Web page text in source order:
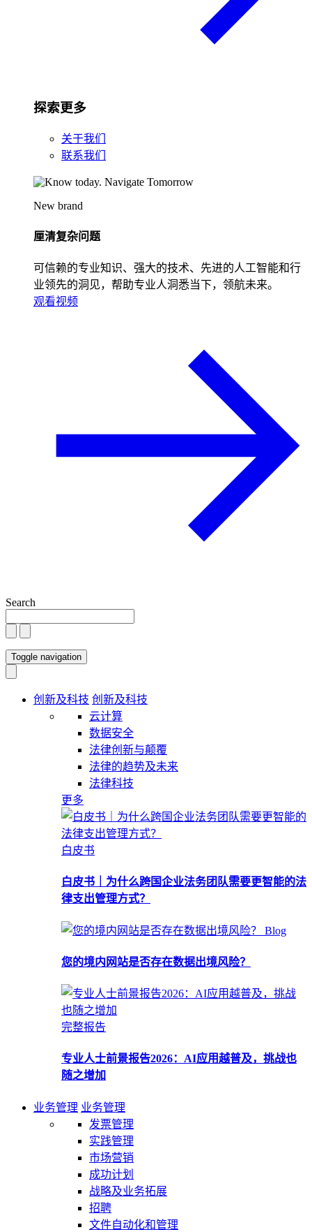
探索更多
关于我们
联系我们
New brand
厘清复杂问题
可信赖的专业知识、强大的技术、先进的人工智能和行
业领先的洞见，帮助专业人洞悉当下，领航未来。
观看视频
Search
Toggle navigation
创新及科技 创新及科技
云计算
数据安全
法律创新与颠覆
法律的趋势及未来
法律科技
更多
白皮书
白皮书｜为什么跨国企业法务团队需要更智能的法
律支出管理方式？
Blog
您的境内网站是否存在数据出境风险？
完整报告
专业人士前景报告2026：AI应用越普及，挑战也
随之增加
业务管理 业务管理
发票管理
实践管理
市场营销
成功计划
战略及业务拓展
招聘
文件自动化和管理